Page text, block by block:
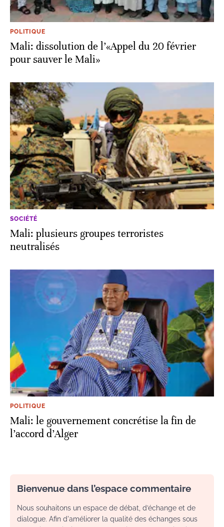
POLITIQUE
Mali: dissolution de l’«Appel du 20 février
pour sauver le Mali»
SOCIÉTÉ
Mali: plusieurs groupes terroristes
neutralisés
POLITIQUE
Mali: le gouvernement concrétise la fin de
l’accord d’Alger
Bienvenue dans l’espace commentaire
Nous souhaitons un espace de débat, d’échange et de
dialogue. Afin d'améliorer la qualité des échanges sous